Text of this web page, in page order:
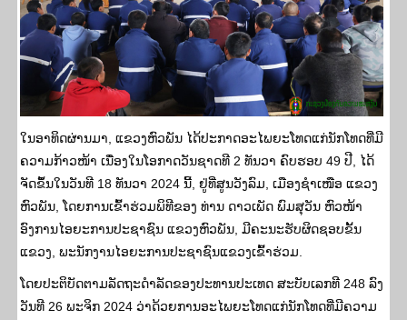
ໃນອາທິດຜ່ານມາ, ແຂວງຫົວພັນ ໄດ້ປະກາດອະໄພຍະໂທດແກ່ນັກໂທດທີ່ມີ
ຄວາມກ້າວໜ້າ ເນື່ອງໃນໂອກາດວັນຊາດທີ 2 ທັນວາ ຄົບຮອບ 49 ປີ, ໄດ້
ຈັດຂຶ້ນໃນວັນທີ 18 ທັນວາ 2024 ນີ້, ຢູ່ທີ່ສູນວັງລົມ, ເມືອງຊໍາເໜືອ ແຂວງ
ຫົວພັນ, ໂດຍການເຂົ້າຮ່ວມພິທີຂອງ ທ່ານ ດາວເພັດ ພົມສຸວັນ ຫົວໜ້າ
ອົງການໄອຍະການປະຊາຊົນ ແຂວງຫົວພັນ, ມີຄະນະຮັບຜິດຊອບຂັ້ນ
ແຂວງ, ພະນັກງານໄອຍະການປະຊາຊົນແຂວງເຂົ້າຮ່ວມ.
ໂດຍປະຕິບັດຕາມລັດຖະດໍາລັດຂອງປະທານປະເທດ ສະບັບເລກທີ 248 ລົງ
ວັນທີ 26 ພະຈິກ 2024 ວ່າດ້ວຍການອະໄພຍະໂທດແກ່ນັກໂທດທີ່ມີຄວາມ